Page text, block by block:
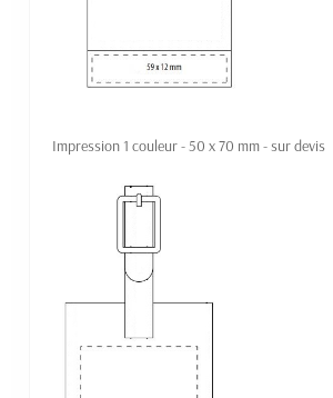
Impression 1 couleur - 50 x 70 mm - sur devis